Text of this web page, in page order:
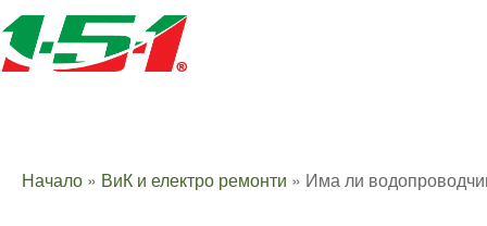
Начало » ВиК и електро ремонти » Има ли